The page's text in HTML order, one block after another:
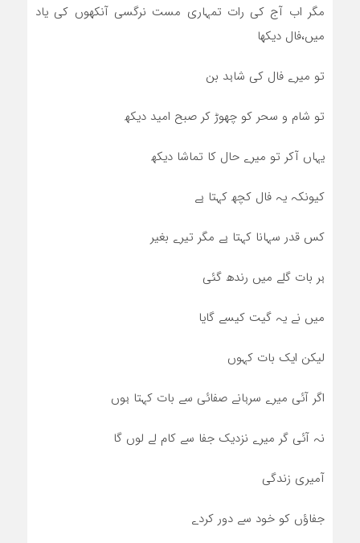
مگر اب آج کی رات تمہاری مست نرگسی آنکھوں کی یاد
میں،فال دیکھا
تو میرے فال کی شاہد بن
تو شام و سحر کو چھوڑ کر صبح امید دیکھ
یہاں آکر تو میرے حال کا تماشا دیکھ
کیونکہ یہ فال کچھ کہتا ہے
کس قدر سہانا کہتا ہے مگر تیرے بغیر
ہر بات گلے میں رندھ گئی
میں نے یہ گیت کیسے گایا
لیکن ایک بات کہوں
اگر آئی میرے سرہانے صفائی سے بات کہتا ہوں
نہ آئی گر میرے نزدیک جفا سے کام لے لوں گا
آمیری زندگی
جفاؤں کو خود سے دور کردے